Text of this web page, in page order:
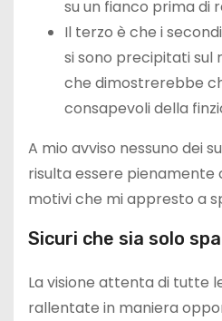
su un fianco prima di
Il terzo è che i
si sono precipitati sul
che dimostrerebbe
consapevoli della
A mio avviso nessuno dei
risulta essere pienamente
motivi che mi appresto a
Sicuri che sia solo
La visione attenta di tutte
rallentate in maniera